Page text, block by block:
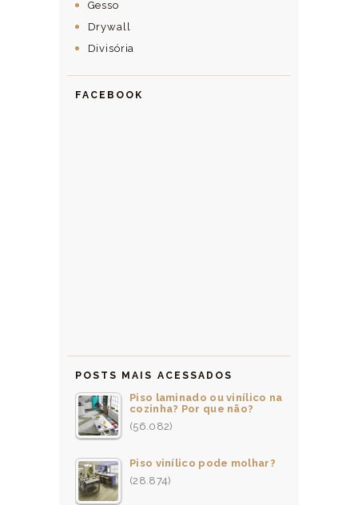
Gesso
Drywall
Divisória
FACEBOOK
POSTS MAIS ACESSADOS
Piso laminado ou vinílico na
cozinha? Por que não?
(56.082)
Piso vinílico pode molhar?
(28.874)